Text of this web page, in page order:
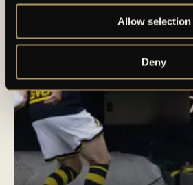
Allow selection
Deny